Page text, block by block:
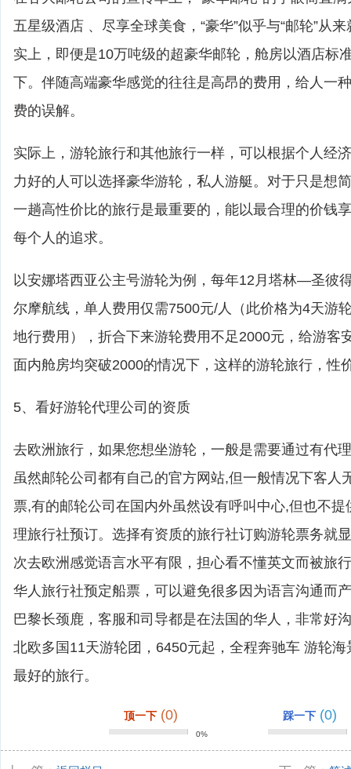
五星级酒店 、尽享全球美食，“豪华”似乎与“邮轮”从
实上，即便是10万吨级的超豪华邮轮，舱房以酒店标
下。伴随高端豪华感觉的往往是高昂的费用，给人一
费的误解。
实际上，游轮旅行和其他旅行一样，可以根据个人经
力好的人可以选择豪华游轮，私人游艇。对于只是想
一趟高性价比的旅行是最重要的，能以最合理的价钱
每个人的追求。
以安娜塔西亚公主号游轮为例，每年12月塔林—圣
尔摩航线，单人费用仅需7500元/人（此价格为4天游
地行费用），折合下来游轮费用不足2000元，给游客
面内舱房均突破2000的情况下，这样的游轮旅行，性
5、看好游轮代理公司的资质
去欧洲旅行，如果您想坐游轮，一般是需要通过有代
虽然邮轮公司都有自己的官方网站,但一般情况下客人
票,有的邮轮公司在国内外虽然设有呼叫中心,但也不
理旅行社预订。选择有资质的旅行社订购游轮票务就
次去欧洲感觉语言水平有限，担心看不懂英文而被旅
华人旅行社预定船票，可以避免很多因为语言沟通而
巴黎长颈鹿，客服和司导都是在法国的华人，非常好
北欧多国11天游轮团，6450元起，全程奔驰车 游轮
最好的旅行。
顶一下 (0)
0%
踩一下 (0)